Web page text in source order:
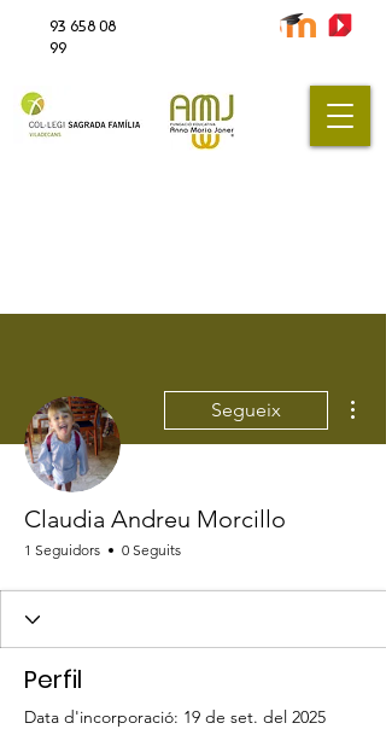
93 658 08
99
Segueix
Claudia Andreu Morcillo
1 Seguidors 0 Seguits
Perfil
Data d'incorporació: 19 de set. del 2025